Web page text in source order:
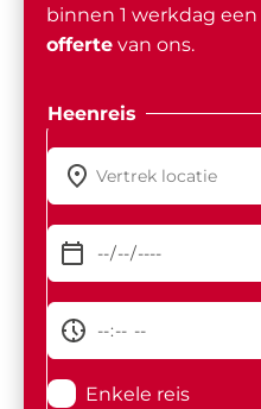
binnen 1 werkdag een
offertevan ons.
Heenreis
Enkele reis